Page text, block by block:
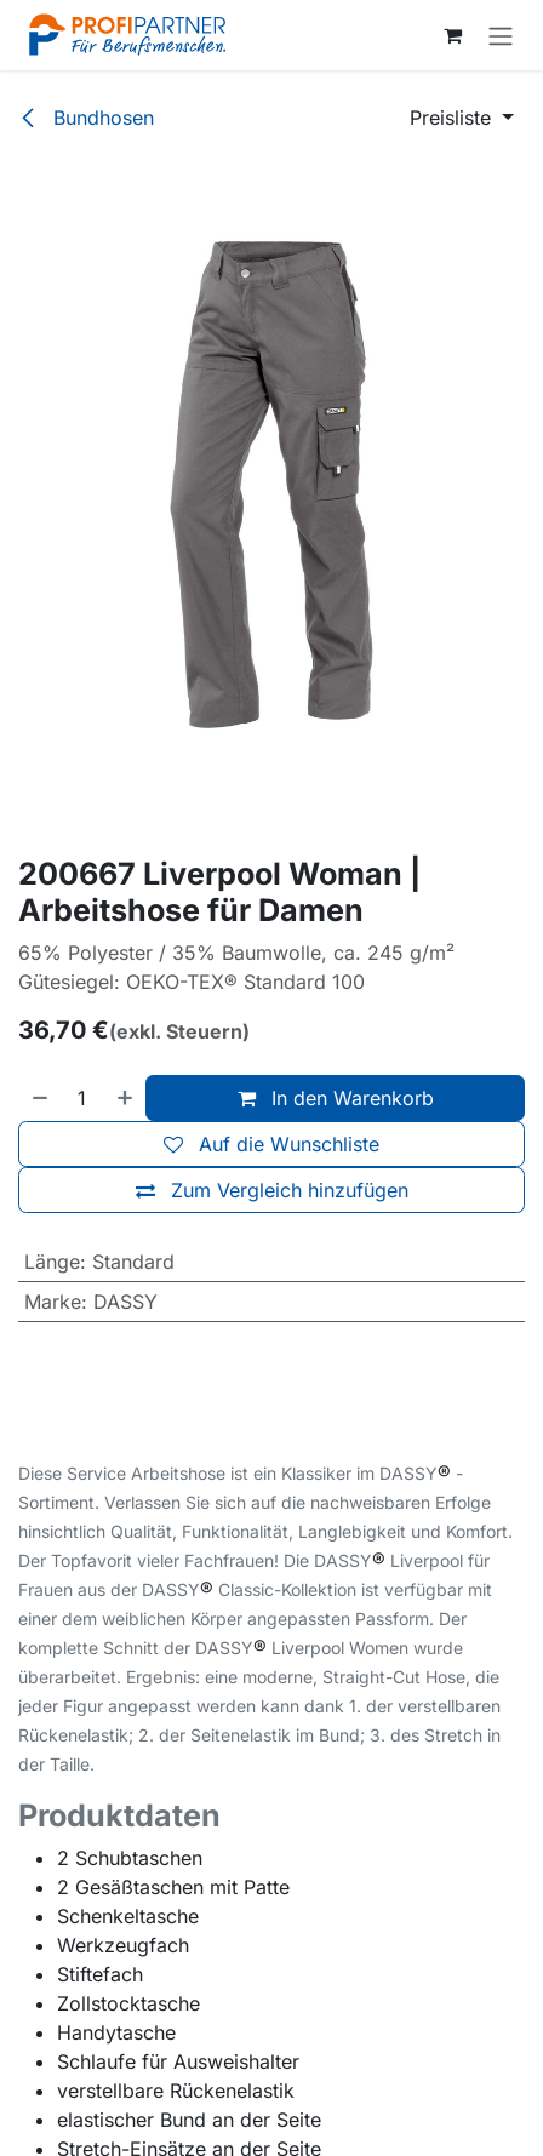
Zum Inhalt springen
Bundhosen Preisliste
200667 Liverpool Woman |
Arbeitshose für Damen
65% Polyester / 35% Baumwolle, ca. 245 g/m²
Gütesiegel: OEKO-TEX® Standard 100
36,70 €(exkl. Steuern)
In den Warenkorb
Zum Vergleich hinzufügen
Auf die Wunschliste
Länge: Standard
Marke: DASSY
Diese Service Arbeitshose ist ein Klassiker im DASSY® -
Sortiment. Verlassen Sie sich auf die nachweisbaren Erfolge
hinsichtlich Qualität, Funktionalität, Langlebigkeit und Komfort.
Der Topfavorit vieler Fachfrauen! Die DASSY® Liverpool für
Frauen aus der DASSY® Classic-Kollektion ist verfügbar mit
einer dem weiblichen Körper angepassten Passform. Der
komplette Schnitt der DASSY® Liverpool Women wurde
überarbeitet. Ergebnis: eine moderne, Straight-Cut Hose, die
jeder Figur angepasst werden kann dank 1. der verstellbaren
Rückenelastik; 2. der Seitenelastik im Bund; 3. des Stretch in
der Taille.
Produktdaten
2 Schubtaschen
2 Gesäßtaschen mit Patte
Schenkeltasche
Werkzeugfach
Stiftefach
Zollstocktasche
Handytasche
Schlaufe für Ausweishalter
verstellbare Rückenelastik
elastischer Bund an der Seite
Stretch-Einsätze an der Seite